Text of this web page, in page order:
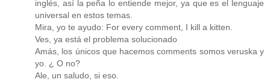
inglés, así la peña lo entiende mejor, ya que es el lenguaje
universal en estos temas.
Mira, yo te ayudo: For every comment, I kill a kitten.
Ves, ya está el problema solucionado
Amás, los únicos que hacemos comments somos veruska y
yo. ¿ O no?
Ale, un saludo, si eso.